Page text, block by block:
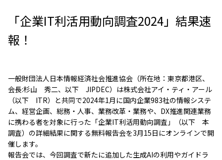
「企業IT利活用動向調査2024」結果速
報！
一般財団法人日本情報経済社会推進協会（所在地：東京都港区、
会長:杉山 秀二、以下 JIPDEC）は株式会社アイ・ティ・アール
（以下 ITR）と共同で2024年1月に国内企業983社の情報システ
ム、経営企画、総務・人事、業務改革・業務や、DX推進関連業務
に携わる者を対象に行った「企業IT利活用動向調査」（以下 本
調査）の詳細結果に関する無料報告会を3月15日にオンラインで開
催します。
報告会では、今回調査で新たに追加した生成AIの利用やガイドラ